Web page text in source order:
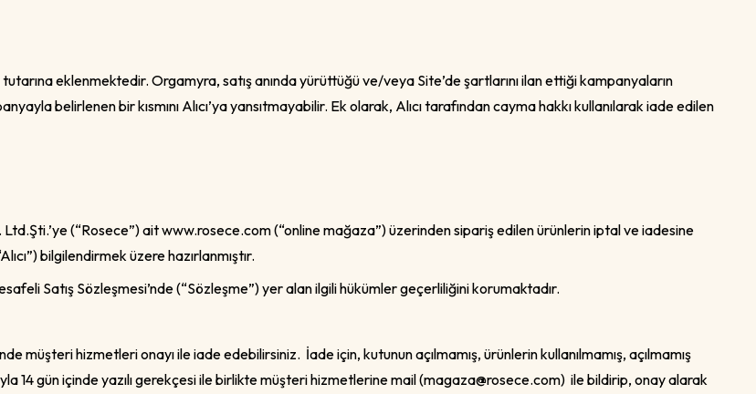
eklenmektedir. Orgamyra, satış anında yürüttüğü ve/veya Site’de şartlarını ilan ettiği kampanyaların
belirlenen bir kısmını Alıcı’ya yansıtmayabilir. Ek olarak, Alıcı tarafından cayma hakkı kullanılarak iade edilen
(“Rosece”) ait www.rosece.com (“online mağaza”) üzerinden sipariş edilen ürünlerin iptal ve iadesine
bilgilendirmek üzere hazırlanmıştır.
Satış Sözleşmesi’nde (“Sözleşme”) yer alan ilgili hükümler geçerliliğini korumaktadır.
müşteri hizmetleri onayı ile iade edebilirsiniz. İade için, kutunun açılmamış, ürünlerin kullanılmamış, açılmamış
14 gün içinde yazılı gerekçesi ile birlikte müşteri hizmetlerine mail (magaza@rosece.com) ile bildirip, onay alarak